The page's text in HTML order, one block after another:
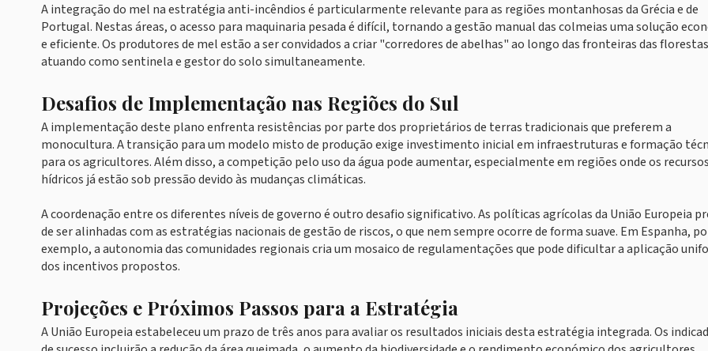
A integração do mel na estratégia anti-incêndios é particularmente relevante para as regiões montanhosas da Grécia e de
Portugal. Nestas áreas, o acesso para maquinaria pesada é difícil, tornando a gestão manual das colmeias uma solução
e eficiente. Os produtores de mel estão a ser convidados a criar "corredores de abelhas" ao longo das fronteiras das
atuando como sentinela e gestor do solo simultaneamente.
Desafios de Implementação nas Regiões do Sul
A implementação deste plano enfrenta resistências por parte dos proprietários de terras tradicionais que preferem a
monocultura. A transição para um modelo misto de produção exige investimento inicial em infraestruturas e formação
para os agricultores. Além disso, a competição pelo uso da água pode aumentar, especialmente em regiões onde os recursos
hídricos já estão sob pressão devido às mudanças climáticas.
A coordenação entre os diferentes níveis de governo é outro desafio significativo. As políticas agrícolas da União Europeia
de ser alinhadas com as estratégias nacionais de gestão de riscos, o que nem sempre ocorre de forma suave. Em Espanha,
exemplo, a autonomia das comunidades regionais cria um mosaico de regulamentações que pode dificultar a aplicação
dos incentivos propostos.
Projeções e Próximos Passos para a Estratégia
A União Europeia estabeleceu um prazo de três anos para avaliar os resultados iniciais desta estratégia integrada. Os